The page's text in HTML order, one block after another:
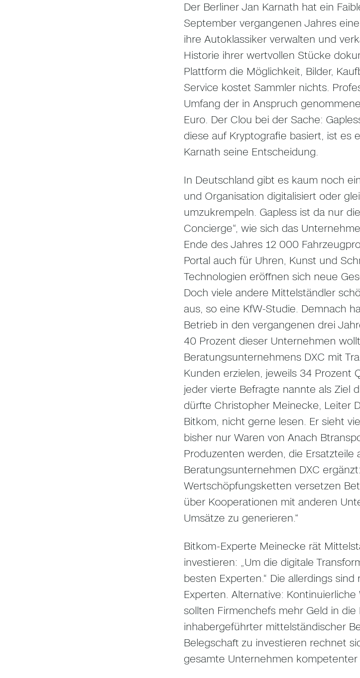
Der Berliner Jan Karnath hat ein
September vergangenen Jahres
ihre Autoklassiker verwalten und
Historie ihrer wertvollen Stücke
Plattform die Möglichkeit, Bilder,
Service kostet Sammler nichts.
Umfang der in Anspruch
Euro. Der Clou bei der Sache:
diese auf Kryptografie basiert, ist es
Karnath seine Entscheidung.
In Deutschland gibt es kaum noch
und Organisation digitalisiert oder
umzukrempeln. Gapless ist da nur
Concierge“, wie sich das
Ende des Jahres 12 000
Portal auch für Uhren, Kunst und
Technologien eröffnen sich neue
Doch viele andere Mittelständler
aus, so eine KfW-Studie. Demnach
Betrieb in den vergangenen drei
40 Prozent dieser Unternehmen
Beratungsunternehmens DXC mit
Kunden erzielen, jeweils 34 Prozent
jeder vierte Befragte nannte als Ziel
dürfte Christopher Meinecke, Leiter
Bitkom, nicht gerne lesen. Er sieht
bisher nur Waren von Anach
Produzenten werden, die Ersatzteile
Beratungsunternehmen DXC
Wertschöpfungsketten versetzen
über Kooperationen mit anderen
Umsätze zu generieren.“
Bitkom-Experte Meinecke rät
investieren: „Um die digitale
besten Experten.“ Die allerdings
Experten. Alternative:
sollten Firmenchefs mehr Geld in
inhabergeführter mittelständischer
Belegschaft zu investieren rechnet
gesamte Unternehmen kompetenter